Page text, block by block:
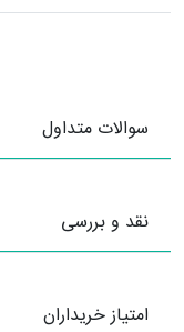
سوالات متداول
نقد و بررسی
امتیاز خریداران